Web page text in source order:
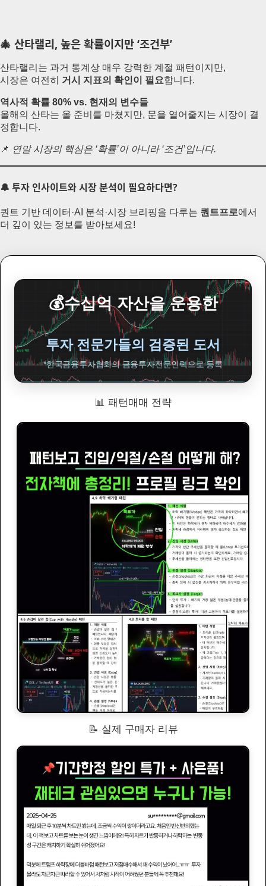
🎄 산타랠리, 높은 확률이지만 ‘조건부’
산타랠리는 과거 통계상 매우 강력한 계절 패턴이지만,
시장은 여전히 거시 지표의 확인이 필요합니다.
역사적 확률 80% vs. 현재의 변수들
올해의 산타는 올 준비를 마쳤지만, 문을 열어줄지는 시장이 결
정합니다.
📌 연말 시장의 핵심은 ‘확률’이 아니라 ‘조건’입니다.
🔔 투자 인사이트와 시장 분석이 필요하다면?
퀀트 기반 데이터·AI 분석·시장 브리핑을 다루는 퀀트프로에서
더 깊이 있는 정보를 받아보세요!
💰수십억 자산을 운용한
투자 전문가들의 검증된 도서
*한국금융투자협회의 금융투자전문인력으로 등록
📊 패턴매매 전략
📝 실제 구매자 리뷰